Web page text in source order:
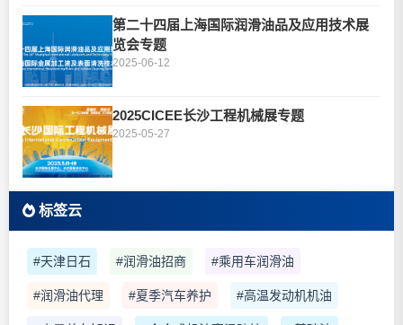
第二十四届上海国际润滑油品及应用技术展
览会专题
2025-06-12
2025CICEE长沙工程机械展专题
2025-05-27
标签云
#天津日石 #润滑油招商 #乘用车润滑油
#润滑油代理 #夏季汽车养护 #高温发动机机油